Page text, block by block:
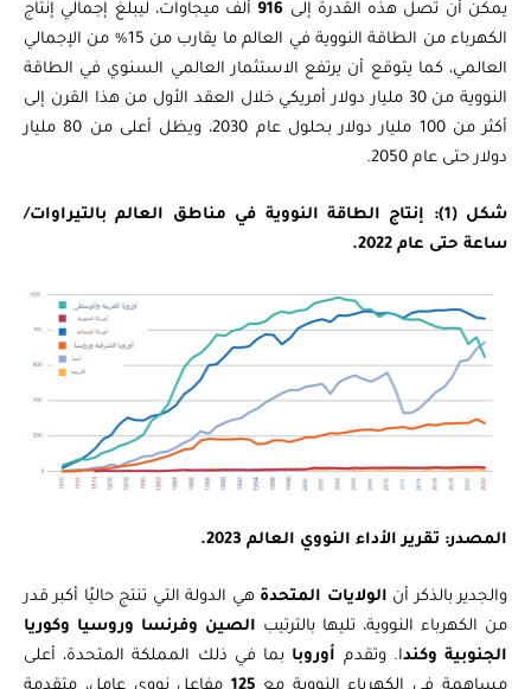
يمكن أن تصل هذه القدرة إلى916ألف ميجاوات، ليبلغ إجمالي إنتاج
الكهرباء من الطاقة النووية في العالم ما يقارب من 15% من الإجمالي
العالمي، كما يتوقع أن يرتفع الاستثمار العالمي السنوي في الطاقة
النووية من 30 مليار دولار أمريكي خلال العقد الأول من هذا القرن إلى
أكثر من 100 مليار دولار بحلول عام 2030، ويظل أعلى من 80 مليار
دولار حتى عام 2050.
شكل (1): إنتاج الطاقة النووية في مناطق العالم بالتيراوات/
ساعة حتى عام 2022.
المصدر: تقرير الأداء النووي العالم 2023.
والجدير بالذكر أنالولايات المتحدةهي الدولة التي تنتج حاليًا أكبر قدر
من الكهرباء النووية، تليها بالترتيبالصين وفرنسا وروسيا وكوريا
الجنوبية وكندا. وتقدمأوروبابما في ذلك المملكة المتحدة، أعلى